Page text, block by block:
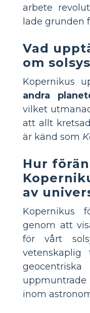
arbete
lade grunden
Vad
om
Kopernikus
andra
vilket
att allt
är känd som
Hur
av
Kopernikus
genom att
för vårt
inom